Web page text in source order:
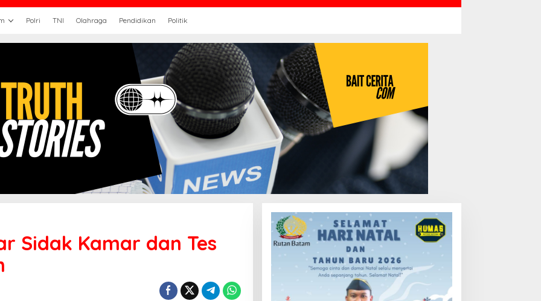
Polri TNI Olahraga Pendidikan Politik
Sidak Kamar dan Tes